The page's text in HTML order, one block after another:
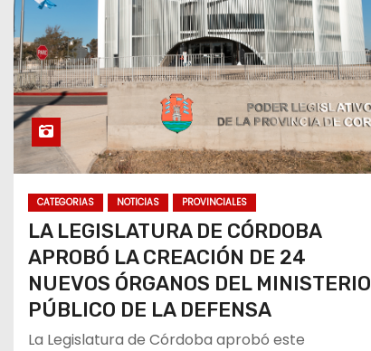
CATEGORIAS NOTICIAS PROVINCIALES
LA LEGISLATURA DE CÓRDOBA
APROBÓ LA CREACIÓN DE 24
NUEVOS ÓRGANOS DEL MINISTERIO
PÚBLICO DE LA DEFENSA
La Legislatura de Córdoba aprobó este